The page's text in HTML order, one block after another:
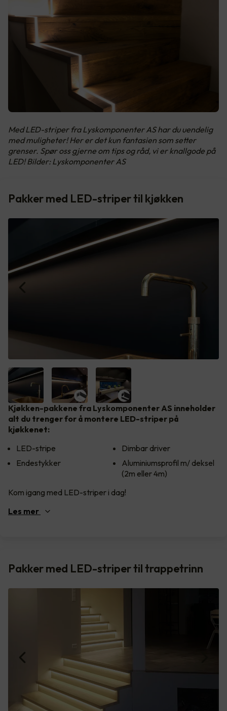
Med LED-striper fra Lyskomponenter AS har du uendelig
med muligheter! Her er det kun fantasien som setter
grenser. Spør oss gjerne om tips og råd, vi er knallgode på
LED! Bilder: Lyskomponenter AS
Pakker med LED-striper til kjøkken
Kjøkken-pakkene fra Lyskomponenter AS inneholder
alt du trenger for å montere LED-striper på
kjøkkenet:
LED-stripe
Endestykker
Dimbar driver
Aluminiumsprofil m/ deksel
(2m eller 4m)
Kom igang med LED-striper i dag!
Les mer
Pakker med LED-striper til trappetrinn